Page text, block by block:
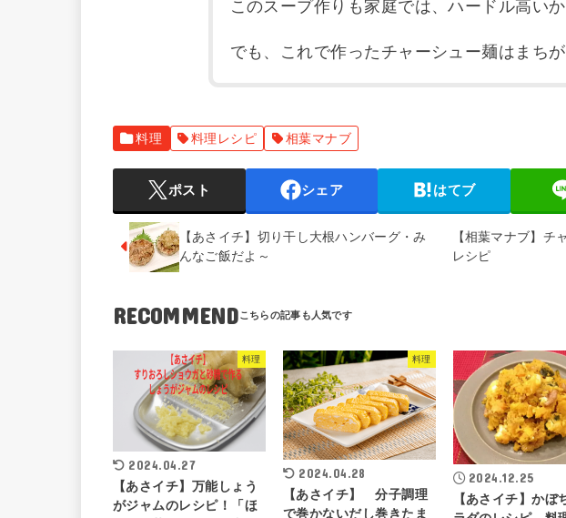
このスープ作りも家庭では、ハードル高いか
でも、これで作ったチャーシュー麺はまち
料理 料理レシピ 相葉マナブ
ポスト シェア はてブ
【あさイチ】切り干し大根ハンバーグ・み
んなご飯だよ～
【相葉マナブ】チ
レシピ
RECOMMEND
料理
2024.04.27
【あさイチ】万能しょう
がジャムのレシピ！「ほ
料理
2024.04.28
【あさイチ】 分子調理
で巻かないだし巻きたま
2024.12.25
【あさイチ】かぼ